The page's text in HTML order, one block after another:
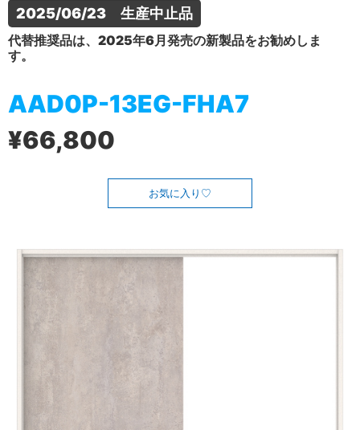
2025/06/23　生産中止品
代替推奨品は、2025年6月発売の新製品をお勧めしま
す。
AAD0P-13EG-FHA7
¥66,800
お気に入り